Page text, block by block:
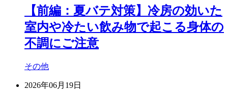
【前編：夏バテ対策】冷房の効いた
室内や冷たい飲み物で起こる身体の
不調にご注意
その他
2026年06月19日